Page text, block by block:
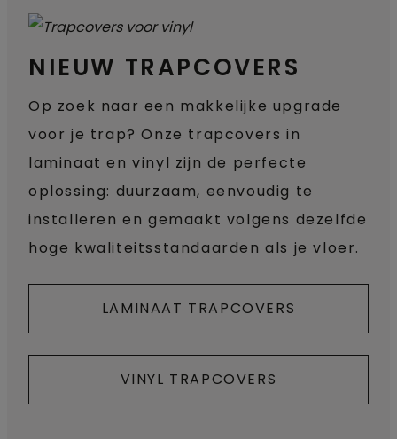
NIEUW TRAPCOVERS
Op zoek naar een makkelijke upgrade
voor je trap? Onze trapcovers in
laminaat en vinyl zijn de perfecte
oplossing: duurzaam, eenvoudig te
installeren en gemaakt volgens dezelfde
hoge kwaliteitsstandaarden als je vloer.
LAMINAAT TRAPCOVERS
VINYL TRAPCOVERS